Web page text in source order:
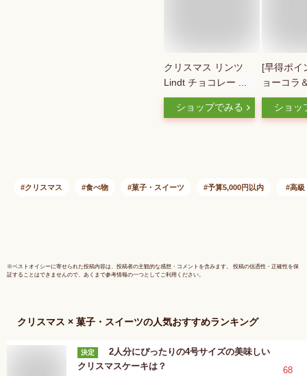
クリスマス リンツ
Lindt チョコレート
ミニリンツテディ ア
ドベントカレンダー
れ 個包装 おつまみ
ショップでみる
[早得ポイ
ョーコラ
ロ・アド
ンダー全
チョコ お
ショッ
クリスマス 食べ物 菓子・スイーツ 予算5,000円以内 高級
※ベストオイシーに寄せられた投稿内容は、投稿者の主観的な感想・コメントを含みます。 投稿の信憑性・正確性を保
証することはできませんので、あくまで参考情報の一つとしてご利用ください。
クリスマス × 菓子・スイーツの人気おすすめランキング
決定
2人分にぴったりの4号サイズの美味しい
クリスマスケーキは？
68